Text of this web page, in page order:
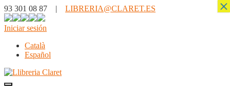
93 301 08 87 | LIBRERIA@CLARET.ES
Iniciar sesión
Català
Español
×